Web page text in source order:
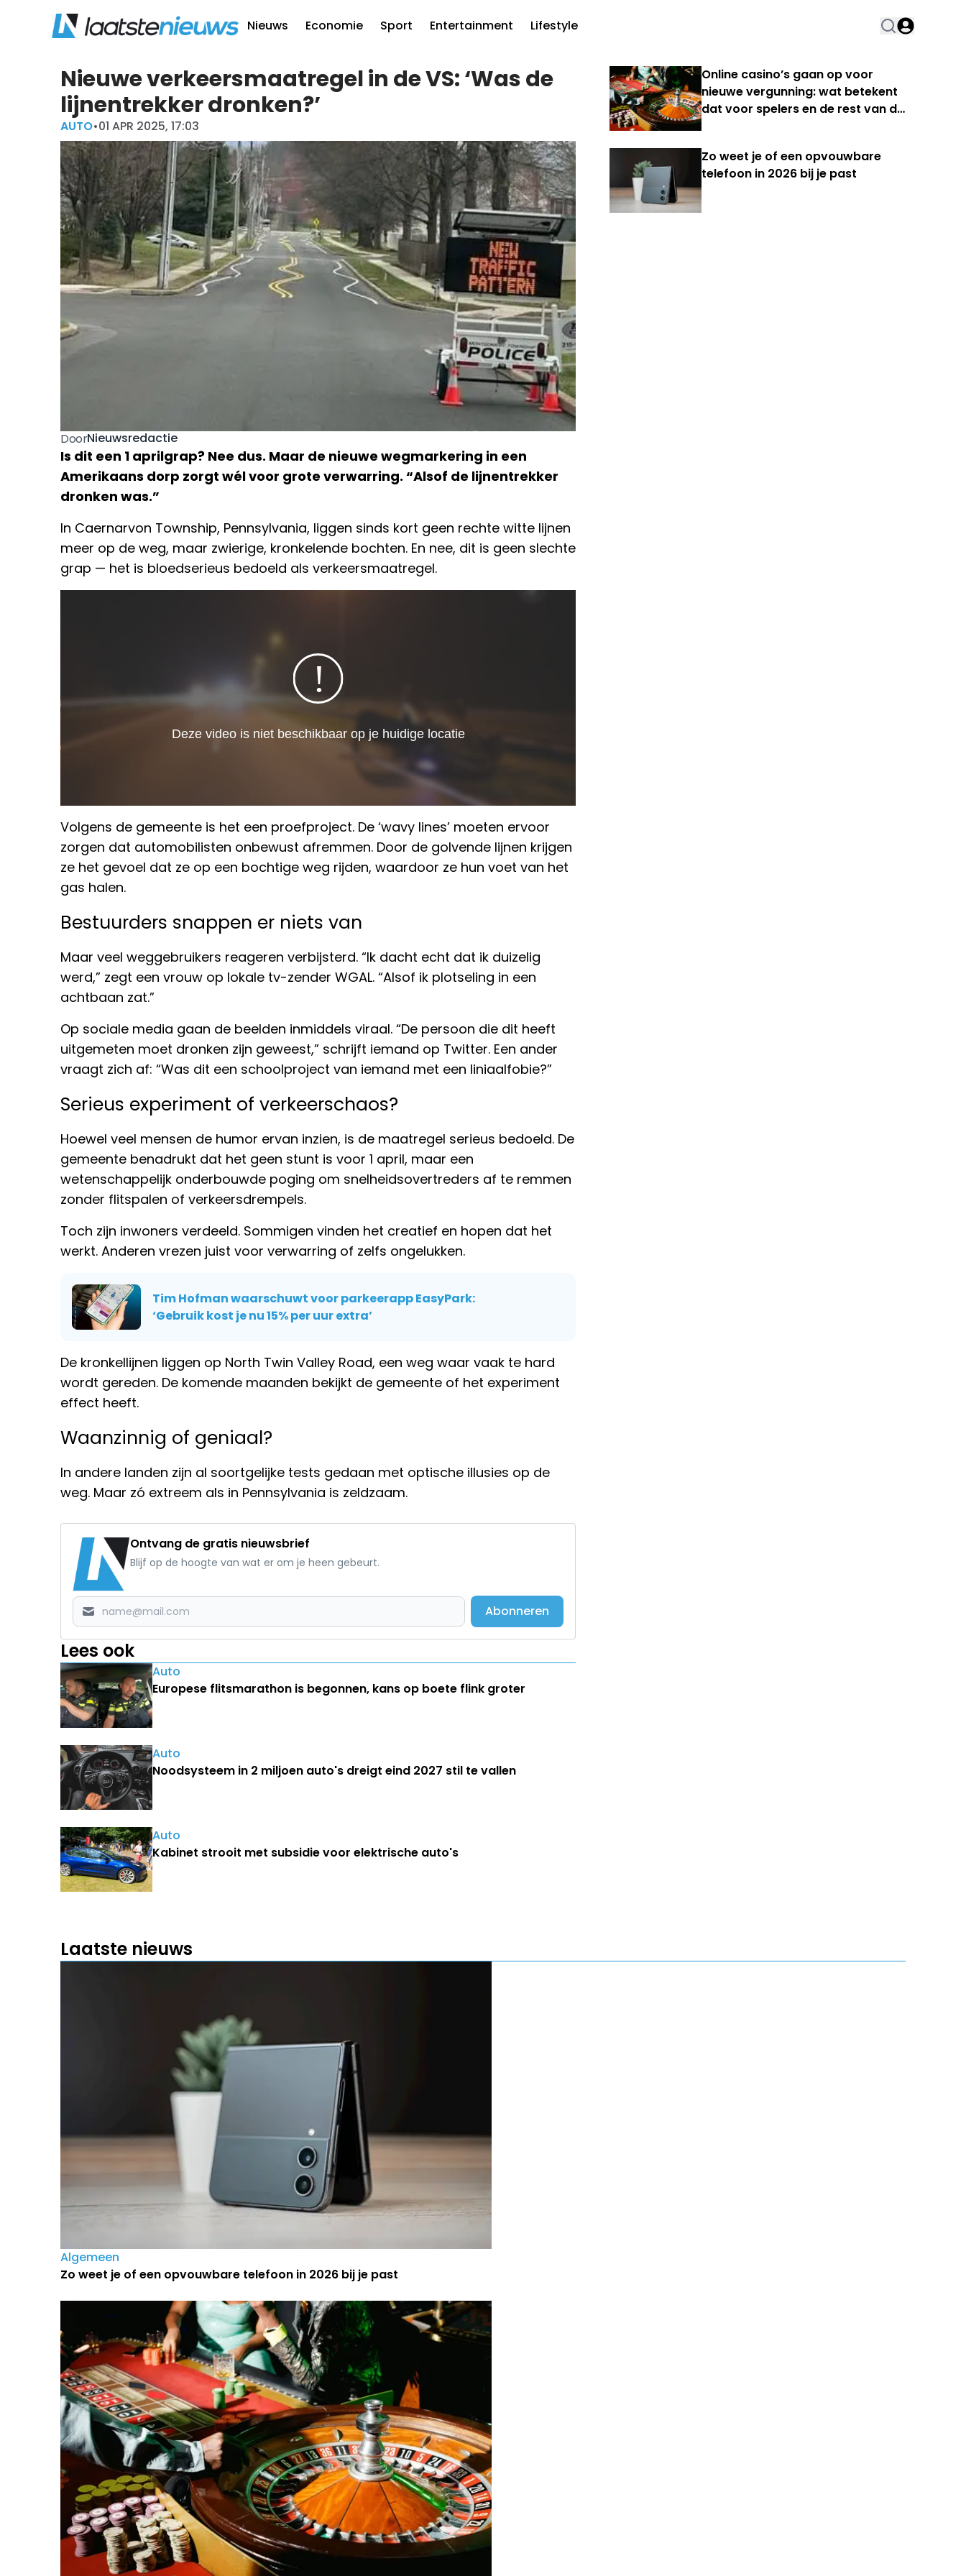
Nieuws Economie Sport Entertainment Lifestyle
Nieuwe verkeersmaatregel in de VS: ‘Was de
lijnentrekker dronken?’
AUTO•01 APR 2025, 17:03
DoorNieuwsredactie
Is dit een 1 aprilgrap? Nee dus. Maar de nieuwe wegmarkering in een
Amerikaans dorp zorgt wél voor grote verwarring. “Alsof de lijnentrekker
dronken was.”
In Caernarvon Township, Pennsylvania, liggen sinds kort geen rechte witte lijnen
meer op de weg, maar zwierige, kronkelende bochten. En nee, dit is geen slechte
grap — het is bloedserieus bedoeld als verkeersmaatregel.
Volgens de gemeente is het een proefproject. De ‘wavy lines’ moeten ervoor
zorgen dat automobilisten onbewust afremmen. Door de golvende lijnen krijgen
ze het gevoel dat ze op een bochtige weg rijden, waardoor ze hun voet van het
gas halen.
Bestuurders snappen er niets van
Maar veel weggebruikers reageren verbijsterd. “Ik dacht echt dat ik duizelig
werd,” zegt een vrouw op lokale tv-zender WGAL. “Alsof ik plotseling in een
achtbaan zat.”
Op sociale media gaan de beelden inmiddels viraal. “De persoon die dit heeft
uitgemeten moet dronken zijn geweest,” schrijft iemand op Twitter. Een ander
vraagt zich af: “Was dit een schoolproject van iemand met een liniaalfobie?”
Serieus experiment of verkeerschaos?
Hoewel veel mensen de humor ervan inzien, is de maatregel serieus bedoeld. De
gemeente benadrukt dat het geen stunt is voor 1 april, maar een
wetenschappelijk onderbouwde poging om snelheidsovertreders af te remmen
zonder flitspalen of verkeersdrempels.
Toch zijn inwoners verdeeld. Sommigen vinden het creatief en hopen dat het
werkt. Anderen vrezen juist voor verwarring of zelfs ongelukken.
Tim Hofman waarschuwt voor parkeerapp EasyPark:
‘Gebruik kost je nu 15% per uur extra’
De kronkellijnen liggen op North Twin Valley Road, een weg waar vaak te hard
wordt gereden. De komende maanden bekijkt de gemeente of het experiment
effect heeft.
Waanzinnig of geniaal?
In andere landen zijn al soortgelijke tests gedaan met optische illusies op de
weg. Maar zó extreem als in Pennsylvania is zeldzaam.
Ontvang de gratis nieuwsbrief
Blijf op de hoogte van wat er om je heen gebeurt.
Abonneren
Lees ook
Auto
Europese flitsmarathon is begonnen, kans op boete flink groter
Auto
Noodsysteem in 2 miljoen auto's dreigt eind 2027 stil te vallen
Auto
Kabinet strooit met subsidie voor elektrische auto's
Online casino’s gaan op voor
nieuwe vergunning: wat betekent
dat voor spelers en de rest van de
Zo weet je of een opvouwbare
telefoon in 2026 bij je past
Laatste nieuws
Algemeen
Zo weet je of een opvouwbare telefoon in 2026 bij je past